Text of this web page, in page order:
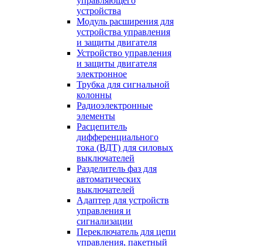
устройства
Модуль расширения для
устройства управления
и защиты двигателя
Устройство управления
и защиты двигателя
электронное
Трубка для сигнальной
колонны
Радиоэлектронные
элементы
Расцепитель
дифференциального
тока (ВДТ) для силовых
выключателей
Разделитель фаз для
автоматических
выключателей
Адаптер для устройств
управления и
сигнализации
Переключатель для цепи
управления, пакетный